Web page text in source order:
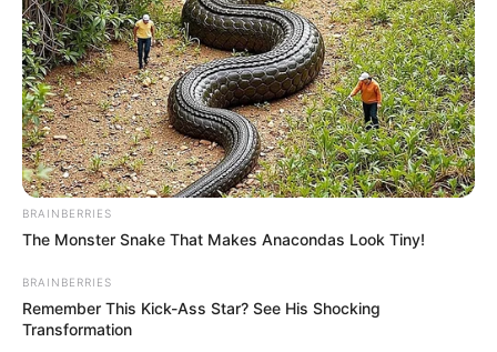
BRAINBERRIES
The Monster Snake That Makes Anacondas Look Tiny!
BRAINBERRIES
Remember This Kick-Ass Star? See His Shocking
Transformation